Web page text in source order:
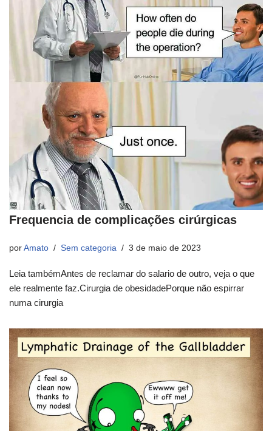
Frequencia de complicações cirúrgicas
por Amato Sem categoria 3 de maio de 2023
Leia tambémAntes de reclamar do salario de outro, veja o que
ele realmente faz.Cirurgia de obesidadePorque não espirrar
numa cirurgia